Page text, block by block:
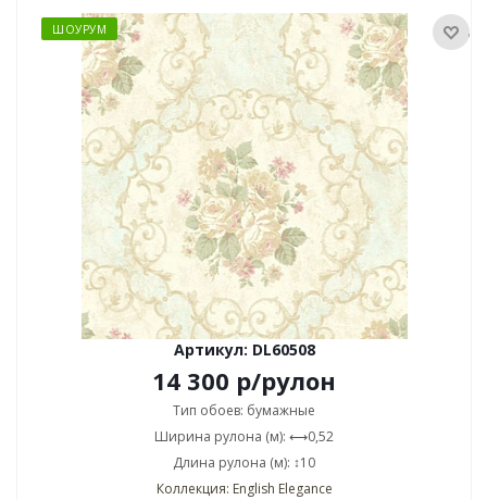
ШОУРУМ
Артикул: DL60508
14 300 р/рулон
Тип обоев: бумажные
Ширина рулона (м): ⟷0,52
Длина рулона (м): ↕10
Коллекция: English Elegance